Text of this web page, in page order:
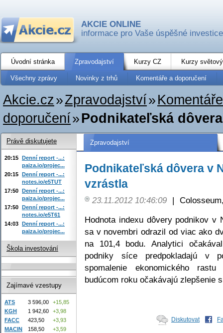
AKCIE ONLINE
informace pro Vaše úspěšné investice
Úvodní stránka Zpravodajství Kurzy CZ Kurzy
Všechny zprávy Novinky z trhů Komentáře a doporučení
Akcie.cz»Zpravodajství»
doporučení»Podnikateľská
Zpravodajství
Podnikateľská dôvera v
vzrástla
23.11.2012 10:46:09 |
Hodnota indexu dôvery podnikov
sa v novembri odrazil od viac ako
na 101,4 bodu. Analytici
podniky síce predpokladajú v
spomalenie ekonomického
budúcom roku očakávajú zlepšenie
Diskutovat
Právě diskutujete
20:15 Denní report -...:
paiza.io/projec...
20:15 Denní report -...:
notes.io/e5TUT
17:50 Denní report -...:
paiza.io/projec...
17:50 Denní report -...:
notes.io/e5T61
14:03 Denní report -...:
paiza.io/projec...
Škola investování
Zajímavé vzestupy
ATS 3 596,00
+15,85
KGH
1 942,60
+3,98
FACC
423,50
+3,93
MACIN
158,50
+3,59